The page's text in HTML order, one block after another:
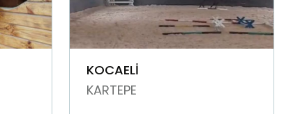
KOCAELİ
KARTEPE